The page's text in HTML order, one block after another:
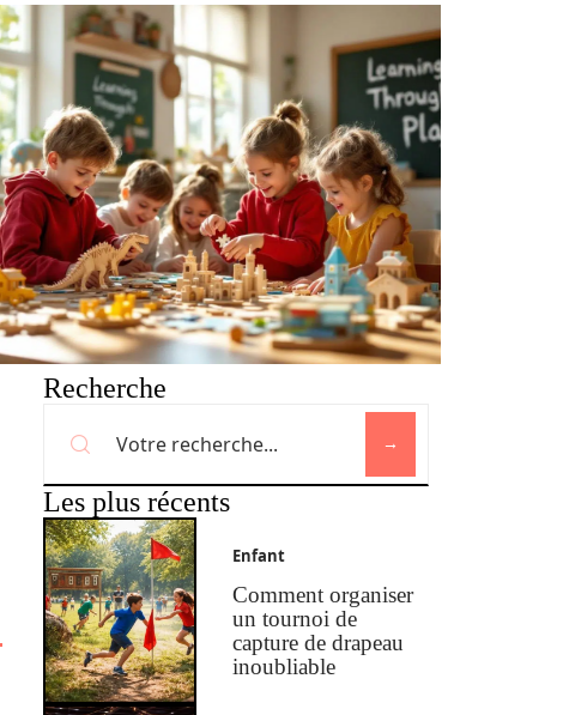
Recherche
Les plus récents
Enfant
Comment organiser
un tournoi de
capture de drapeau
inoubliable